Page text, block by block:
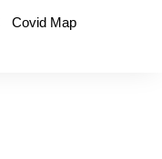
Covid Map